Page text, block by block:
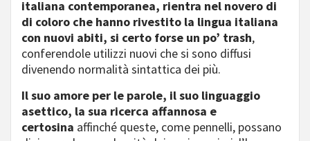
italiana contemporanea, rientra nel novero di
di coloro che hanno rivestito la lingua italiana
con nuovi abiti, si certo forse un po’ trash,
conferendole utilizzi nuovi che si sono diffusi
divenendo normalità sintattica dei più.
Il suo amore per le parole, il suo linguaggio
asettico, la sua ricerca affannosa e
certosina affinché queste, come pennelli, possano